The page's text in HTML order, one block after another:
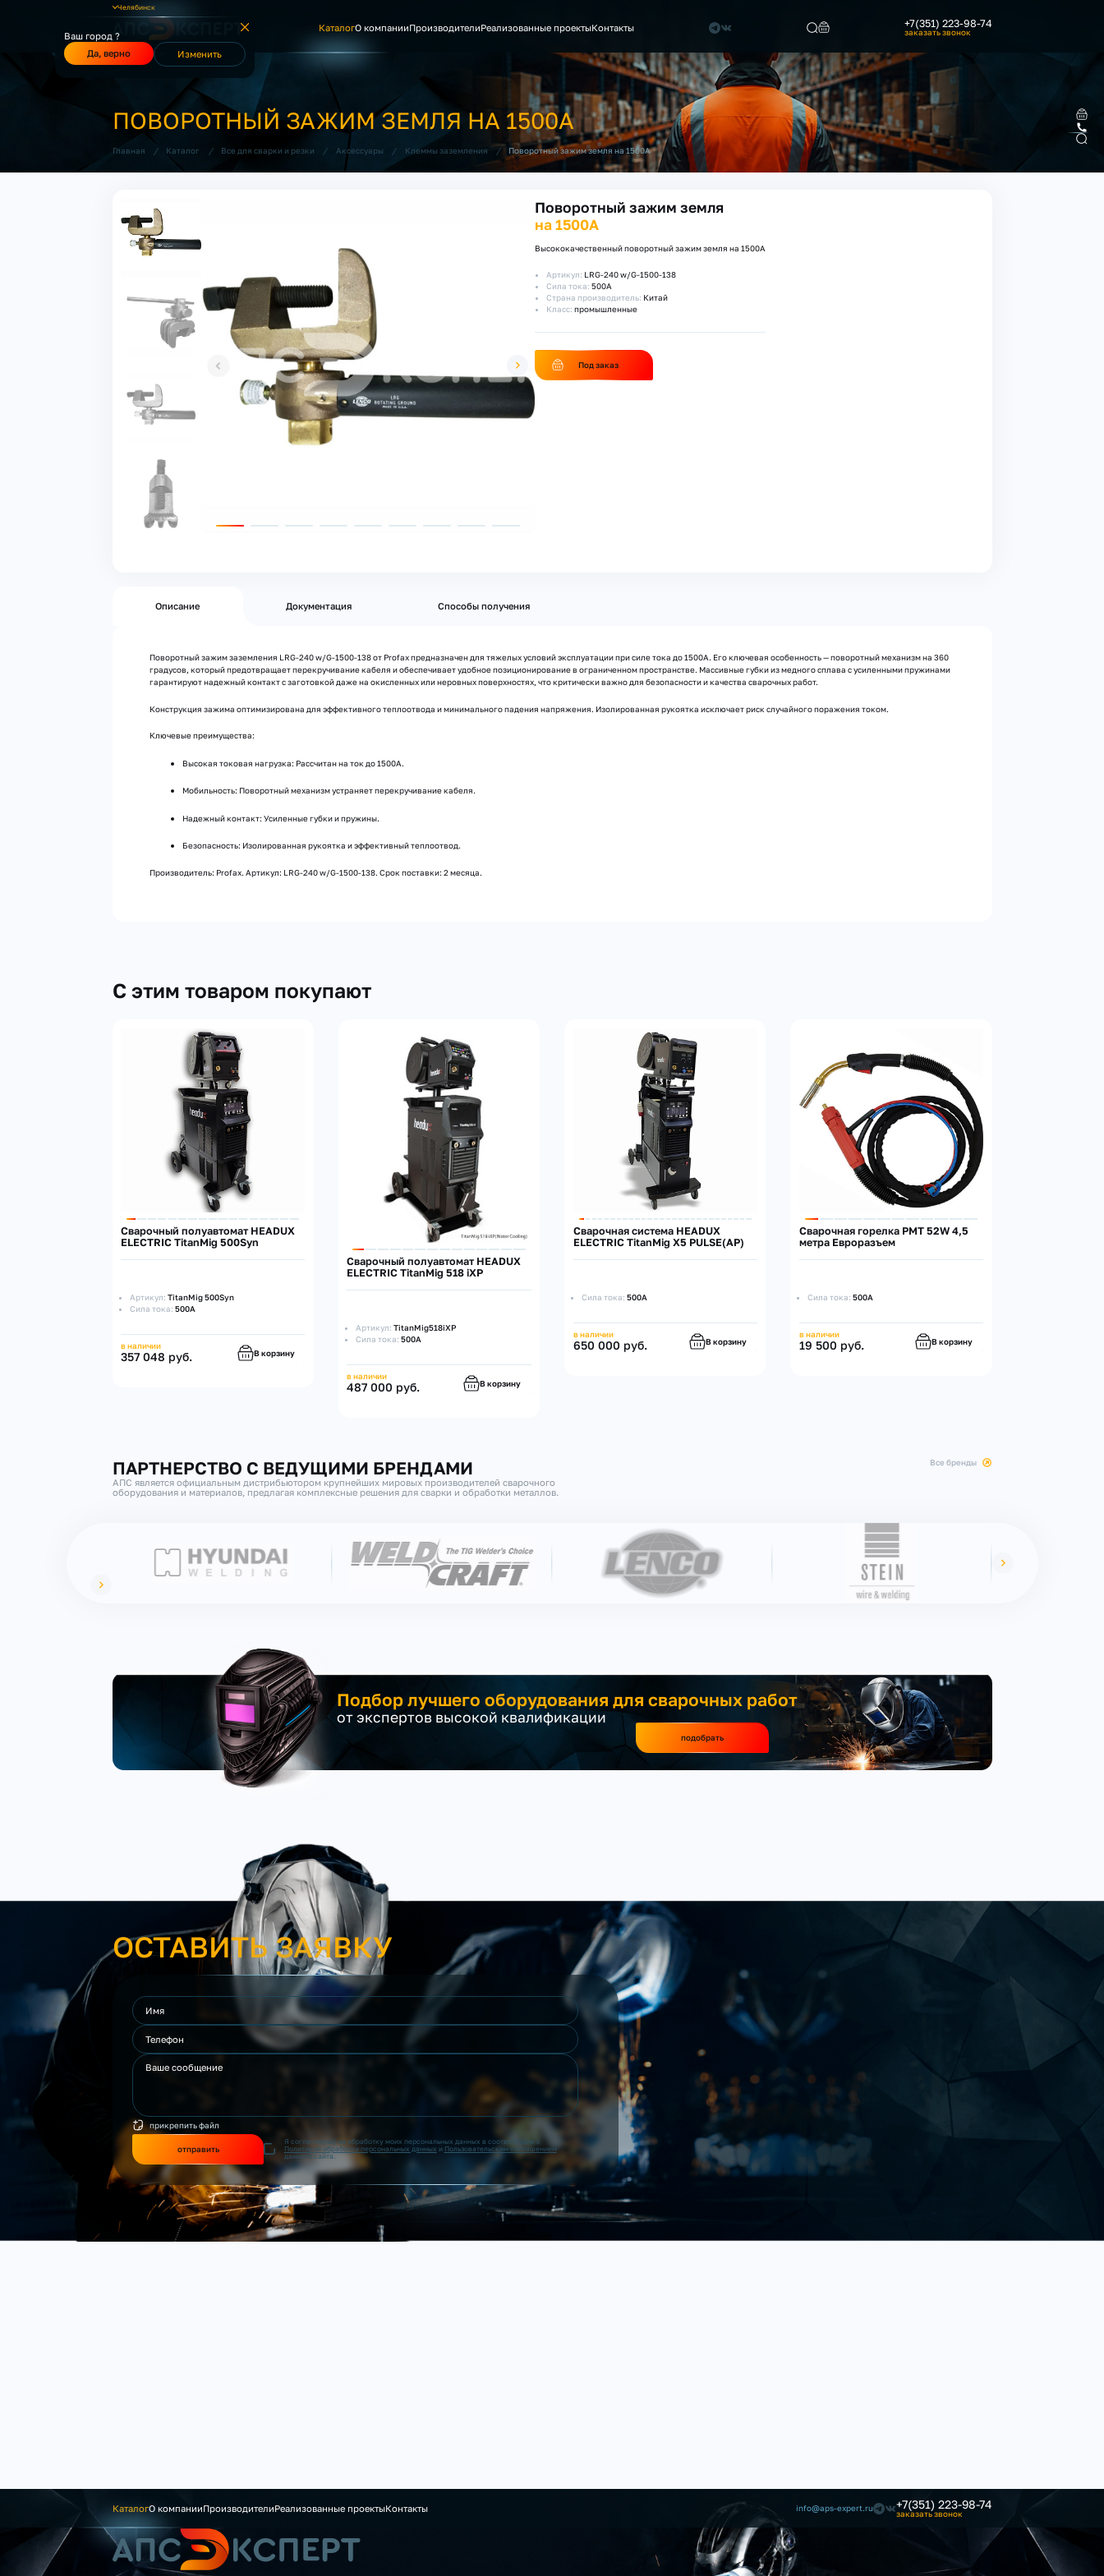
Челябинск
Ваш город ?
Да, верно
Изменить
КаталогО компанииПроизводителиРеализованные проектыКонтакты +7(351) 223-98-74
заказать звонок
ПОВОРОТНЫЙ ЗАЖИМ ЗЕМЛЯ НА 1500А
Главная / Каталог / Все для сварки и резки / Аксессуары / Клеммы заземления / Поворотный зажим земля на 1500А
Поворотный зажим земля
на 1500А
Высококачественный поворотный зажим земля на 1500А
Артикул: LRG-240 w/G-1500-138
Сила тока: 500А
Страна производитель: Китай
Класс: промышленные
Под заказ
Описание Документация Способы получения
Поворотный зажим заземления LRG-240 w/G-1500-138 от Profax предназначен для тяжелых условий эксплуатации при силе тока до 1500А. Его ключевая особенность — поворотный механизм на 360
градусов, который предотвращает перекручивание кабеля и обеспечивает удобное позиционирование в ограниченном пространстве. Массивные губки из медного сплава с усиленными пружинами
гарантируют надежный контакт с заготовкой даже на окисленных или неровных поверхностях, что критически важно для безопасности и качества сварочных работ.
Конструкция зажима оптимизирована для эффективного теплоотвода и минимального падения напряжения. Изолированная рукоятка исключает риск случайного поражения током.
Ключевые преимущества:
Высокая токовая нагрузка: Рассчитан на ток до 1500А.
Мобильность: Поворотный механизм устраняет перекручивание кабеля.
Надежный контакт: Усиленные губки и пружины.
Безопасность: Изолированная рукоятка и эффективный теплоотвод.
Производитель: Profax. Артикул: LRG-240 w/G-1500-138. Срок поставки: 2 месяца.
С этим товаром покупают
Сварочный полуавтомат HEADUX
ELECTRIC TitanMig 500Syn
Артикул: TitanMig 500Syn
Сила тока: 500А
в наличии
357 048 руб. В корзину
Сварочный полуавтомат HEADUX
ELECTRIC TitanMig 518 iXP
Артикул: TitanMig518iXP
Сила тока: 500А
в наличии
487 000 руб. В корзину
Cварочная система HEADUX
ELECTRIC TitanMig X5 PULSE(AP)
Сила тока: 500А
в наличии
650 000 руб. В корзину
Сварочная горелка PMT 52W 4,5
метра Евроразъем
Сила тока:500А
в наличии
19 500 руб. В корзину
ПАРТНЕРСТВО С ВЕДУЩИМИ БРЕНДАМИ
АПС является официальным дистрибьютором крупнейших мировых производителей сварочного
оборудования и материалов, предлагая комплексные решения для сварки и обработки металлов.
все бренды
Подбор лучшего оборудования для сварочных работ
от экспертов высокой квалификации
подобрать
ОСТАВИТЬ ЗАЯВКУ
прикрепить файл
отправить
Я согласен(на) на обработку моих персональных данных в соответствии с
Политикой обработки персональных данных и Пользовательским соглашением
данного сайта.
КаталогО компанииПроизводителиРеализованные проектыКонтакты info@aps-expert.ru +7(351) 223-98-74
заказать звонок